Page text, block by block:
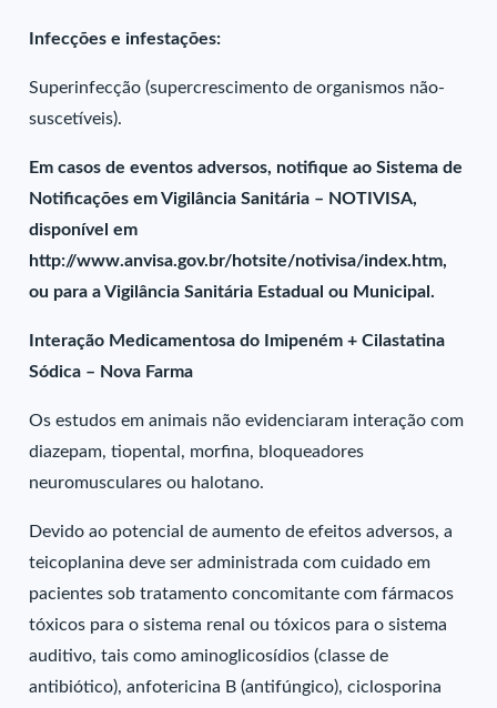
Infecções e infestações:
Superinfecção (supercrescimento de organismos não-
suscetíveis).
Em casos de eventos adversos, notifique ao Sistema de
Notificações em Vigilância Sanitária – NOTIVISA,
disponível em
http://www.anvisa.gov.br/hotsite/notivisa/index.htm,
ou para a Vigilância Sanitária Estadual ou Municipal.
Interação Medicamentosa do Imipeném + Cilastatina
Sódica – Nova Farma
Os estudos em animais não evidenciaram interação com
diazepam, tiopental, morfina, bloqueadores
neuromusculares ou halotano.
Devido ao potencial de aumento de efeitos adversos, a
teicoplanina deve ser administrada com cuidado em
pacientes sob tratamento concomitante com fármacos
tóxicos para o sistema renal ou tóxicos para o sistema
auditivo, tais como aminoglicosídios (classe de
antibiótico), anfotericina B (antifúngico), ciclosporina